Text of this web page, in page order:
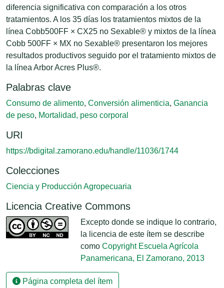
diferencia significativa con comparación a los otros
tratamientos. A los 35 días los tratamientos mixtos de la
línea Cobb500FF × CX25 no Sexable® y mixtos de la línea
Cobb 500FF × MX no Sexable® presentaron los mejores
resultados productivos seguido por el tratamiento mixtos de
la línea Arbor Acres Plus®.
Palabras clave
Consumo de alimento, Conversión alimenticia, Ganancia
de peso, Mortalidad, peso corporal
URI
https://bdigital.zamorano.edu/handle/11036/1744
Colecciones
Ciencia y Producción Agropecuaria
Licencia Creative Commons
Excepto donde se indique lo contrario,
la licencia de este ítem se describe
como Copyright Escuela Agrícola
Panamericana, El Zamorano, 2013
Página completa del ítem